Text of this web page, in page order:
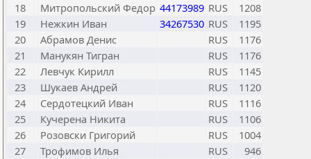
18
Митропольский Федор 44173989 RUS
1208
19
Нежкин Иван 34267530 RUS
1195
20
Абрамов Денис RUS
1176
21
Манукян Тигран RUS
1176
22
Левчук Кирилл RUS
1145
23
Шукаев Андрей RUS
1120
24
Сердотецкий Иван RUS
1116
25
Кучерена Никита RUS
1106
26
Розовски Григорий RUS
1004
27
Трофимов Илья RUS
946